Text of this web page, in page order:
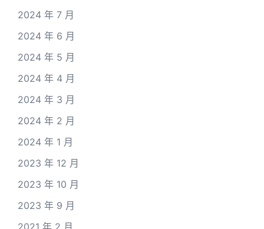
2024 年 7 月
2024 年 6 月
2024 年 5 月
2024 年 4 月
2024 年 3 月
2024 年 2 月
2024 年 1 月
2023 年 12 月
2023 年 10 月
2023 年 9 月
2021 年 2 月